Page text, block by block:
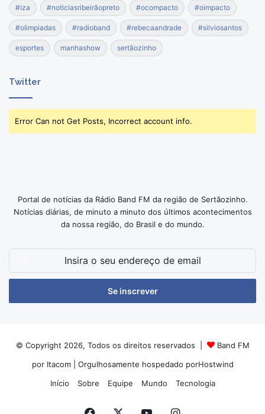
#iza #noticiasribeirãopreto #ocompacto #oimpacto
#olimpiadas #radioband #rebecaandrade #silviosantos
esportes manhashow sertãozinho
Twitter
Error Can not Get Posts, Incorrect account info.
Portal de notícias da Rádio Band FM da região de Sertãozinho.
Notícias diárias, de minuto a minuto dos últimos acontecimentos
da nossa região, do Brasil e do mundo.
seu
de
© Copyright 2026, Todos os direitos reservados |
Band FM
por Itacom| Orgulhosamente hospedado porHostwind
Início
Sobre Equipe Mundo Tecnologia